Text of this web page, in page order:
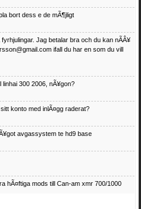
bort dess e de mÃ¶jligt
Jag betalar bra och du kan nÃÂ¥
ifall du har en som du vill
300 2006, nÃ¥gon?
konto med inlÃ¤gg raderat?
avgassystem te hd9 base
hÃ¤ftiga mods till Can-am xmr 700/1000